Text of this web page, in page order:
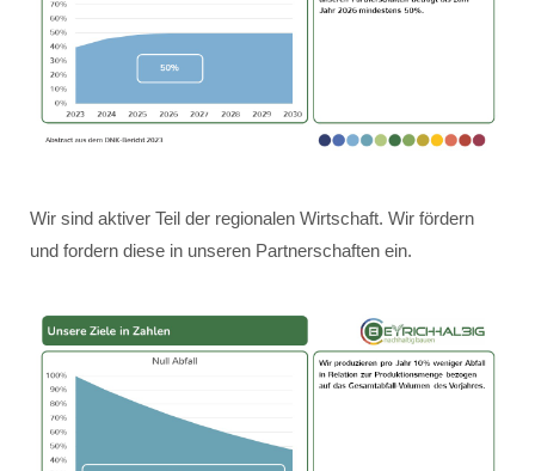
Wir sind aktiver Teil der regionalen Wirtschaft. Wir fördern
und fordern diese in unseren Partnerschaften ein.